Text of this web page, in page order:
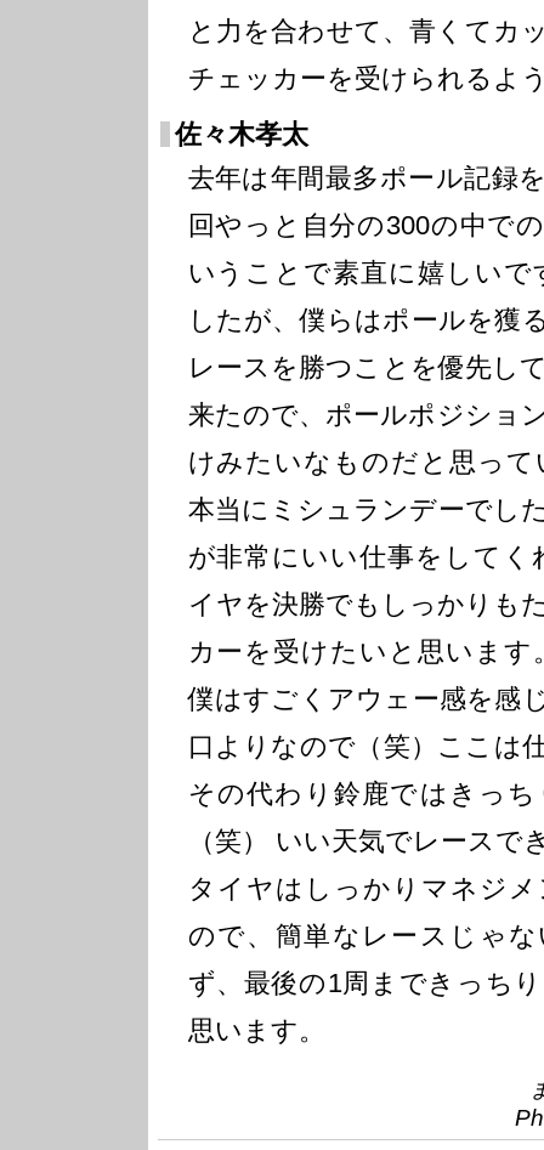
と力を合わせて、青くてカ
チェッカーを受けられるよ
佐々木孝太
去年は年間最多ポール記録
回やっと自分の300の中で
いうことで素直に嬉しい
したが、僕らはポールを獲
レースを勝つことを優先し
来たので、ポールポジショ
けみたいなものだと思っ
本当にミシュランデーでし
が非常にいい仕事をして
イヤを決勝でもしっかりも
カーを受けたいと思いま
僕はすごくアウェー感を感
口よりなので（笑）ここは
その代わり鈴鹿ではきっ
（笑） いい天気でレース
タイヤはしっかりマネジ
ので、簡単なレースじゃ
ず、最後の1周まできっち
思います。